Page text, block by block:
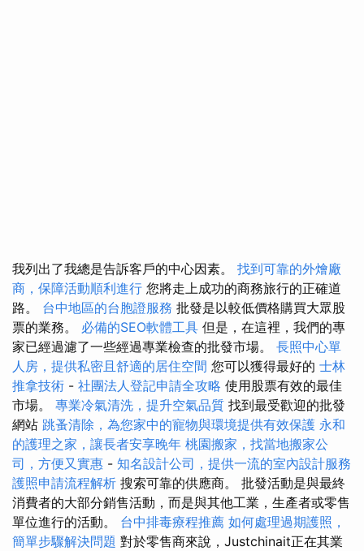
我列出了我總是告訴客戶的中心因素。 找到可靠的外燴廠
商，保障活動順利進行 您將走上成功的商務旅行的正確道
路。 台中地區的台胞證服務 批發是以較低價格購買大眾股
票的業務。 必備的SEO軟體工具 但是，在這裡，我們的專
家已經過濾了一些經過專業檢查的批發市場。 長照中心單
人房，提供私密且舒適的居住空間 您可以獲得最好的 士林
推拿技術 - 社團法人登記申請全攻略 使用股票有效的最佳
市場。 專業冷氣清洗，提升空氣品質 找到最受歡迎的批發
網站 跳蚤清除，為您家中的寵物與環境提供有效保護 永和
的護理之家，讓長者安享晚年 桃園搬家，找當地搬家公
司，方便又實惠 - 知名設計公司，提供一流的室內設計服務
護照申請流程解析 搜索可靠的供應商。 批發活動是與最終
消費者的大部分銷售活動，而是與其他工業，生產者或零售
單位進行的活動。 台中排毒療程推薦 如何處理過期護照，
簡單步驟解決問題 對於零售商來說，Justchinait正在其業